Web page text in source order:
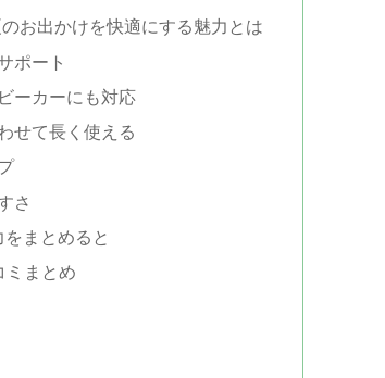
お出かけを快適にする魅力とは
ポート
ーカーにも対応
せて長く使える
さ
まとめると
ミまとめ